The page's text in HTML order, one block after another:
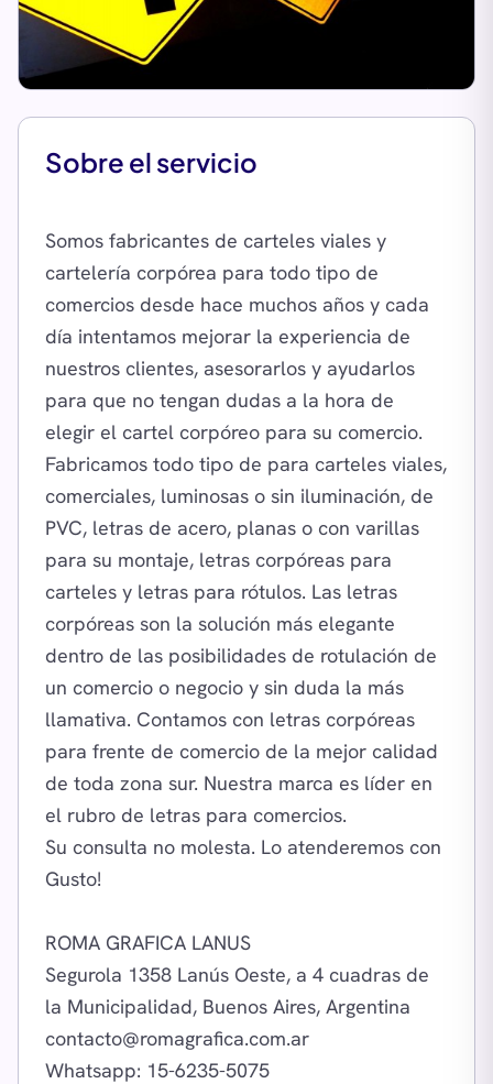
Sobre el servicio
Somos fabricantes de carteles viales y
cartelería corpórea para todo tipo de
comercios desde hace muchos años y cada
día intentamos mejorar la experiencia de
nuestros clientes, asesorarlos y ayudarlos
para que no tengan dudas a la hora de
elegir el cartel corpóreo para su comercio.
Fabricamos todo tipo de para carteles viales,
comerciales, luminosas o sin iluminación, de
PVC, letras de acero, planas o con varillas
para su montaje, letras corpóreas para
carteles y letras para rótulos. Las letras
corpóreas son la solución más elegante
dentro de las posibilidades de rotulación de
un comercio o negocio y sin duda la más
llamativa. Contamos con letras corpóreas
para frente de comercio de la mejor calidad
de toda zona sur. Nuestra marca es líder en
el rubro de letras para comercios.
Su consulta no molesta. Lo atenderemos con
Gusto!
ROMA GRAFICA LANUS
Segurola 1358 Lanús Oeste, a 4 cuadras de
contacto@romagrafica.com.ar
Whatsapp: 15-6235-5075